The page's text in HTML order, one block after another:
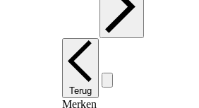
Terug
Merken